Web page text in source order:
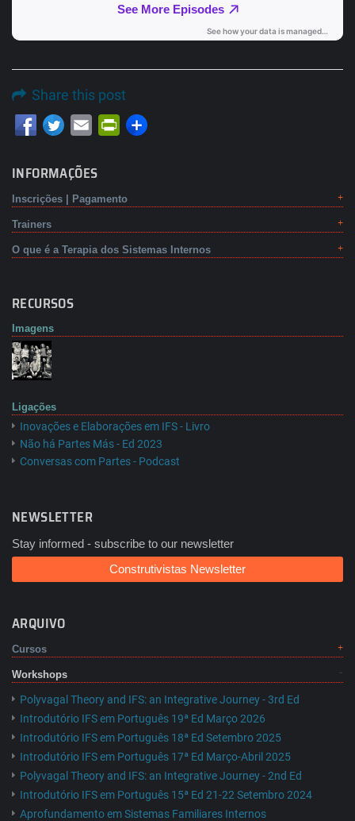
Share this post
Email PrintFriendly
INFORMAÇÕES
Inscrições | Pagamento
Trainers
O que é a Terapia dos Sistemas Internos
RECURSOS
Imagens
Ligações
Inovações e Elaborações em IFS - Livro
Não há Partes Más - Ed 2023
Conversas com Partes - Podcast
NEWSLETTER
Stay informed - subscribe to our newsletter
Construtivistas Newsletter
ARQUIVO
Cursos
Workshops
Polyvagal Theory and IFS: an Integrative Journey - 3rd Ed
Introdutório IFS em Português 19ª Ed Março 2026
Introdutório IFS em Português 18ª Ed Setembro 2025
Introdutório IFS em Português 17ª Ed Março-Abril 2025
Polyvagal Theory and IFS: an Integrative Journey - 2nd Ed
Introdutório IFS em Português 15ª Ed 21-22 Setembro 2024
Aprofundamento em Sistemas Familiares Internos